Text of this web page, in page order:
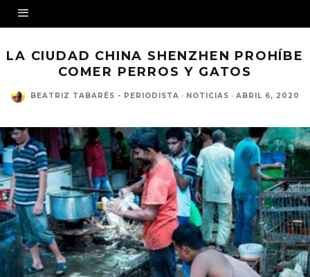
LA CIUDAD CHINA SHENZHEN PROHÍBE
COMER PERROS Y GATOS
BEATRIZ TABARÉS - PERIODISTA · NOTICIAS · ABRIL 6, 2020